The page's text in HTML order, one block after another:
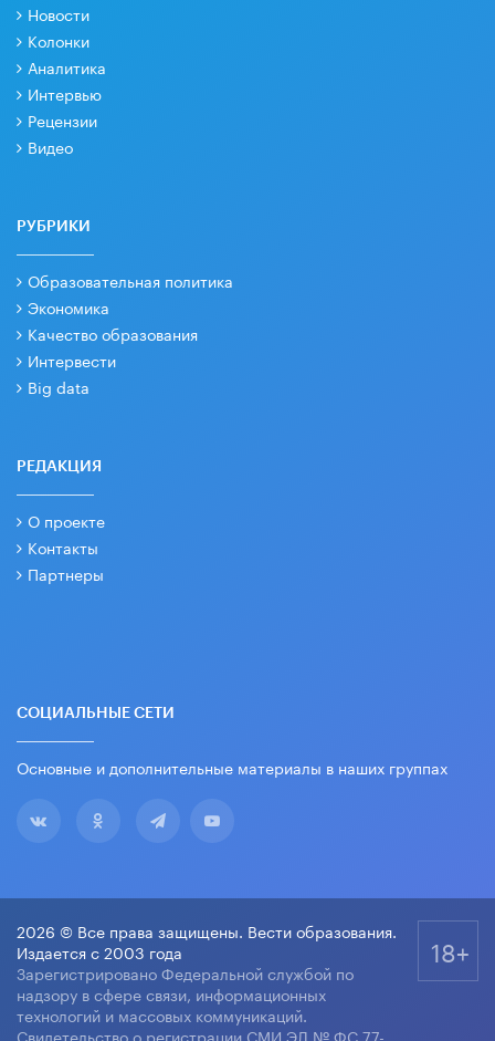
Новости
Колонки
Аналитика
Интервью
Рецензии
Видео
РУБРИКИ
Образовательная политика
Экономика
Качество образования
Интервести
Big data
РЕДАКЦИЯ
О проекте
Контакты
Партнеры
СОЦИАЛЬНЫЕ СЕТИ
Основные и дополнительные материалы в наших группах
2026 © Все права защищены. Вести образования.
Издается с 2003 года
Зарегистрировано Федеральной службой по
надзору в сфере связи, информационных
технологий и массовых коммуникаций.
Свидетельство о регистрации СМИ ЭЛ № ФС 77-
18+